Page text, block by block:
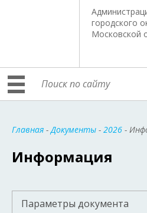
городского
Московской
Главная -Документы - 2026 -
Информация
Параметры документа